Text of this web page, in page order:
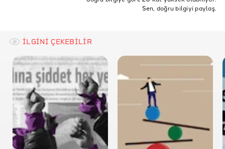
erkeklerin beyni kadınlara göre büyük
Sen, doğru bilgiyi paylaş.
İLGİNİ ÇEKEBİLİR